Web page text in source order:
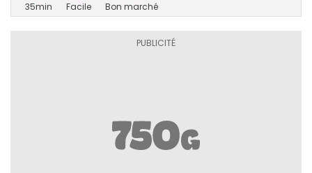
35min Facile Bon marché